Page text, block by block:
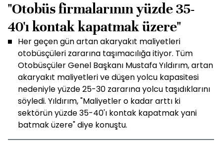
"Otobüs firmalarının yüzde 35-
40'ı kontak kapatmak üzere"
Her geçen gün artan akaryakıt maliyetleri
otobüsçüleri zararına taşımacılığa itiyor. Tüm
Otobüsçüler Genel Başkanı Mustafa Yıldırım, artan
akaryakıt maliyetleri ve düşen yolcu kapasitesi
nedeniyle yüzde 25-30 zararına yolcu taşıdıklarını
söyledi. Yıldırım, "Maliyetler o kadar arttı ki
sektörün yüzde 35-40'ı kontak kapatmak yani
batmak üzere" diye konuştu.